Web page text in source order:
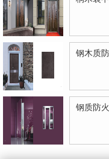
钢木质
钢质防